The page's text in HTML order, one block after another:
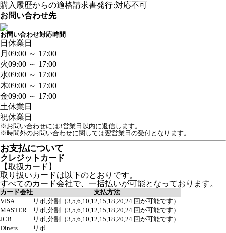
購入履歴からの適格請求書発行:対応不可
お問い合わせ先
お問い合わせ対応時間
日 休業日
月 09:00 ～ 17:00
火09:00 ～ 17:00
水09:00 ～ 17:00
木09:00 ～ 17:00
金09:00 ～ 17:00
土休業日
祝休業日
※お問い合わせには3営業日以内に返信します。
※時間外のお問い合わせに関しては翌営業日の受付となります。
お支払について
クレジットカード
【取扱カード】
取り扱いカードは以下のとおりです。
すべてのカード会社で、一括払いが可能となっております。
カード会社
支払方法
VISA
リボ,分割（3,5,6,10,12,15,18,20,24 回が可能です）
MASTER
リボ,分割（3,5,6,10,12,15,18,20,24 回が可能です）
JCB
リボ,分割（3,5,6,10,12,15,18,20,24 回が可能です）
Diners
リボ